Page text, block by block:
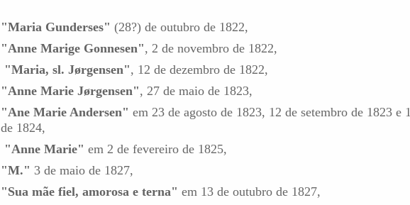
"Maria Gunderses" (28?) de outubro de 1822,
"Anne Marige Gonnesen", 2 de novembro de 1822,
"Maria, sl. Jørgensen", 12 de dezembro de 1822,
"Anne Marie Jørgensen", 27 de maio de 1823,
"Ane Marie Andersen" em 23 de agosto de 1823, 12 de setembro de 1823 e
de 1824,
"Anne Marie" em 2 de fevereiro de 1825,
"M." 3 de maio de 1827,
"Sua mãe fiel, amorosa e terna" em 13 de outubro de 1827,